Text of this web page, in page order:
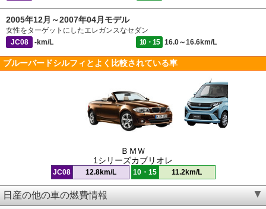
2005年12月～2007年04月モデル
女性をターゲットにしたエレガンスなセダン
JC08
-km/L 10・15 16.0～16.6km/L
ブルーバードシルフィとよく比較されている車
ＢＭＷ
1シリーズカブリオレ
JC08 12.8km/L 10・15 11.2km/L
日産の他の車の燃費情報